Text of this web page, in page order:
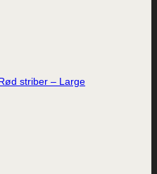
striber – Large